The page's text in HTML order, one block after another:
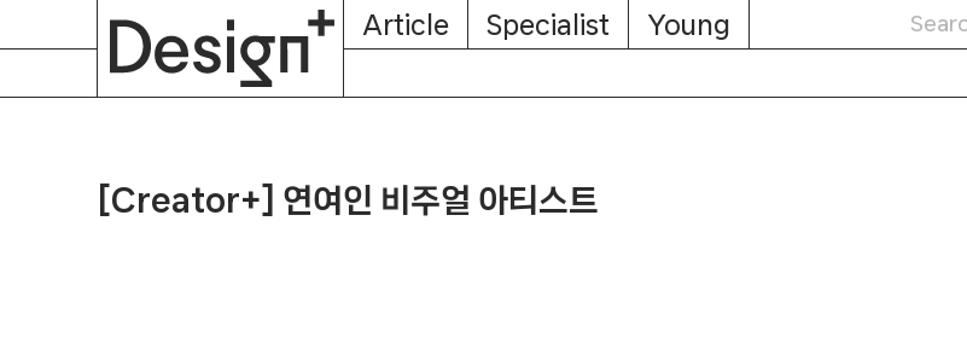
Article Specialist Young
[Creator+] 연여인 비주얼 아티스트
About
Subscription
Magazine